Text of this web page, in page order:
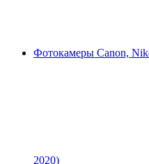
Фотокамеры Canon,
2020)